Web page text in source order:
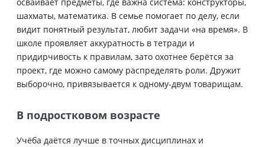
шахматы, математика. В семье помогает по делу, если
видит понятный результат, любит задачи «на время». В
школе проявляет аккуратность в тетради и
придирчивость к правилам, зато охотнее берётся за
проект, где можно самому распределять роли. Дружит
выборочно, привязывается к одному-двум товарищам.
В подростковом возрасте
Учёба даётся лучше в точных дисциплинах и